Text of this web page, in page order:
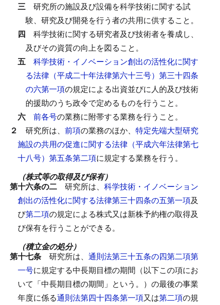
三 研究所の施設及び設備を科学技術に関する試
験、研究及び開発を行う者の共用に供すること。
四 科学技術に関する研究者及び技術者を養成し、
及びその資質の向上を図ること。
五 科学技術・イノベーション創出の活性化に関す
る法律（平成二十年法律第六十三号）第三十四条
の六第一項の規定による出資並びに人的及び技術
的援助のうち政令で定めるものを行うこと。
六 前各号の業務に附帯する業務を行うこと。
２ 研究所は、 前項の業務のほか、 特定先端大型研究
施設の共用の促進に関する法律（平成六年法律第七
十八号）第五条第二項に規定する業務を行う。
（株式等の取得及び保有）
第十六条の二 研究所は、 科学技術・イノベーション
創出の活性化に関する法律第三十四条の五第一項及
び第二項の規定による株式又は新株予約権の取得及
び保有を行うことができる。
（積立金の処分）
第十七条 研究所は、 通則法第三十五条の四第二項第
一号に規定する中長期目標の期間（以下この項にお
いて「中長期目標の期間」という。）の最後の事業
年度に係る通則法第四十四条第一項又は第二項の規